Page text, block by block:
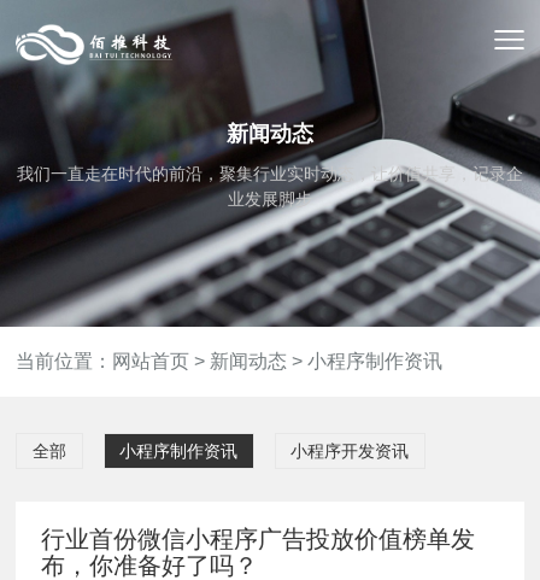
新闻动态
我们一直走在时代的前沿，聚集行业实时动态，让价值共享，记录企
业发展脚步
当前位置： 网站首页 > 新闻动态 >小程序制作资讯
全部 小程序制作资讯 小程序开发资讯
行业首份微信小程序广告投放价值榜单发
布，你准备好了吗？